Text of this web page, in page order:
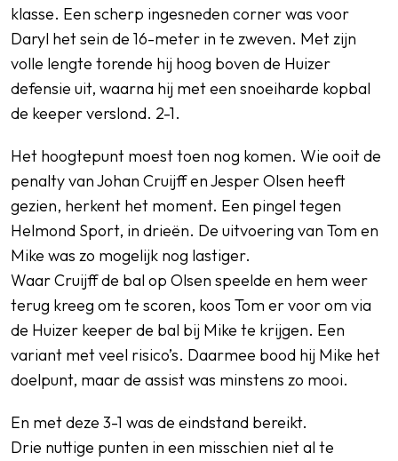
klasse. Een scherp ingesneden corner was voor
Daryl het sein de 16-meter in te zweven. Met zijn
volle lengte torende hij hoog boven de Huizer
defensie uit, waarna hij met een snoeiharde kopbal
de keeper verslond. 2-1.
Het hoogtepunt moest toen nog komen. Wie ooit de
penalty van Johan Cruijff en Jesper Olsen heeft
gezien, herkent het moment. Een pingel tegen
Helmond Sport, in drieën. De uitvoering van Tom en
Mike was zo mogelijk nog lastiger.
Waar Cruijff de bal op Olsen speelde en hem weer
terug kreeg om te scoren, koos Tom er voor om via
de Huizer keeper de bal bij Mike te krijgen. Een
variant met veel risico’s. Daarmee bood hij Mike het
doelpunt, maar de assist was minstens zo mooi.
En met deze 3-1 was de eindstand bereikt.
Drie nuttige punten in een misschien niet al te